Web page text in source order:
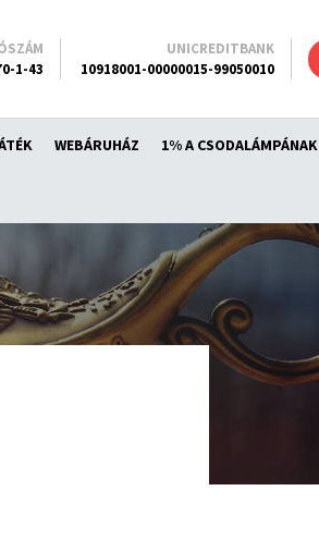
WEBÁRUHÁZ 1% A CSODALÁMPÁNAK
1-43
UNICREDITBANK
10918001-00000015-99050010